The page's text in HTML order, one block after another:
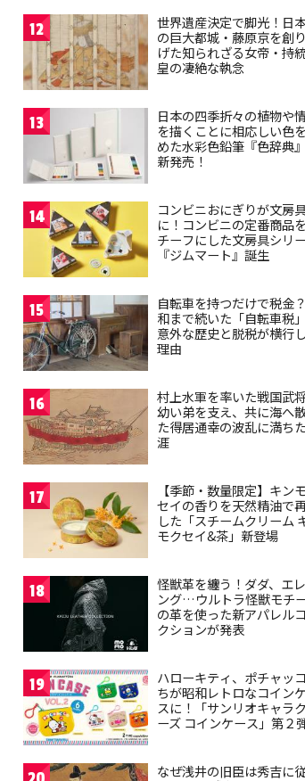
12
世界遺産決定で脚光！日
の巨大都城・藤原京を創
げた知られざる女帝・持
皇の凄絶な執念
13
日本の四季折々の植物や
を描くことに相応しい色
めた水彩色鉛筆『色辞典
新発売！
14
コンビニおにぎりが文房
に！コンビニの定番商品
チーフにした文房具シリ
『ジムマート』誕生
15
自転車を持つだけで税金
和まで続いた「自転車税
意外な歴史と脱税が横行
理由
16
村上水軍を率いた戦国武
幼い弟を支え、共に海へ
た得居通幸の波乱に満ち
涯
17
【季節・数量限定】キン
セイの香りを天然精油で
した「スチームクリーム
モクセイ&茶」新登場
18
怪獣革を纏う！ダダ、エ
ング…ウルトラ怪獣モチ
の革を使った新アパレル
クションが発表
19
ハローキティ、ポチャッ
ちが昭和レトロなコイン
スに！「サンリオキャラ
ーズ コインケース」第２
なぜ浅井の旧臣は秀吉に